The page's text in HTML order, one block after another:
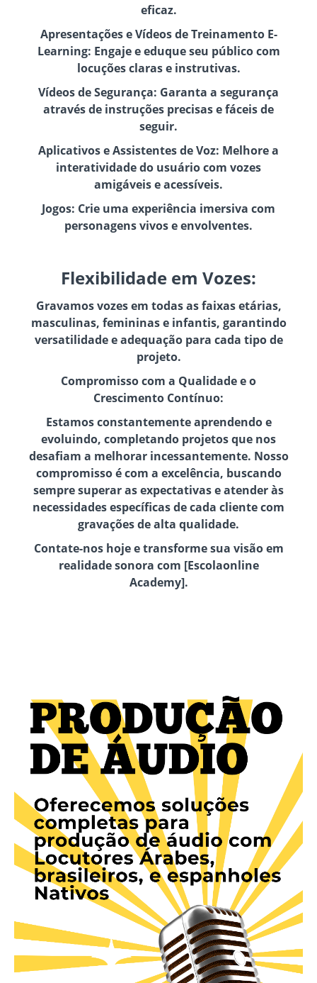
eficaz.
Apresentações e Vídeos de Treinamento E-
Learning: Engaje e eduque seu público com
locuções claras e instrutivas.
Vídeos de Segurança: Garanta a segurança
através de instruções precisas e fáceis de
seguir.
Aplicativos e Assistentes de Voz: Melhore a
interatividade do usuário com vozes
amigáveis e acessíveis.
Jogos: Crie uma experiência imersiva com
personagens vivos e envolventes.
Flexibilidade em Vozes:
Gravamos vozes em todas as faixas etárias,
masculinas, femininas e infantis, garantindo
versatilidade e adequação para cada tipo de
projeto.
Compromisso com a Qualidade e o
Crescimento Contínuo:
Estamos constantemente aprendendo e
evoluindo, completando projetos que nos
desafiam a melhorar incessantemente. Nosso
compromisso é com a excelência, buscando
sempre superar as expectativas e atender às
necessidades específicas de cada cliente com
gravações de alta qualidade.
Contate-nos hoje e transforme sua visão em
realidade sonora com [Escolaonline
Academy].